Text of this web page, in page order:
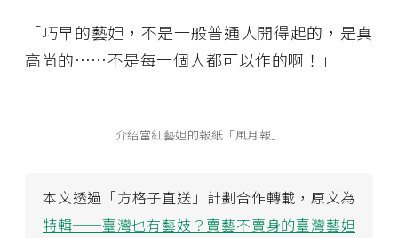
「巧早的藝妲，不是一般普通人開得起的，是真
高尚的……不是每一個人都可以作的啊！」
介紹當紅藝妲的報紙「風月報」
本文透過「方格子直送」計劃合作轉載，原文為
特輯──臺灣也有藝妓？賣藝不賣身的臺灣藝妲